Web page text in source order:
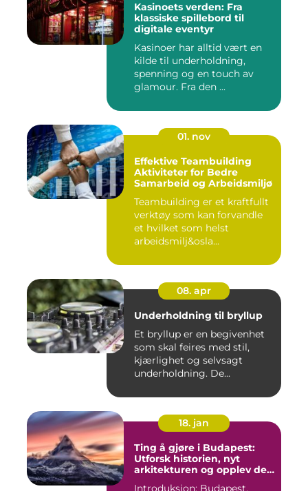
Kasinoets verden: Fra
klassiske spillebord til
digitale eventyr
Kasinoer har alltid vært en
kilde til underholdning,
spenning og en touch av
glamour. Fra den ...
01. nov
Effektive Teambuilding
Aktiviteter for Bedre
Samarbeid og Arbeidsmiljø
Teambuilding er et kraftfullt
verktøy som kan forvandle
et hvilket som helst
arbeidsmilj&osla...
08. apr
Underholdning til bryllup
Et bryllup er en begivenhet
som skal feires med stil,
kjærlighet og selvsagt
underholdning. De...
18. jan
Ting å gjøre i Budapest:
Utforsk historien, nyt
arkitekturen og opplev det
Introduksjon: Budapest,